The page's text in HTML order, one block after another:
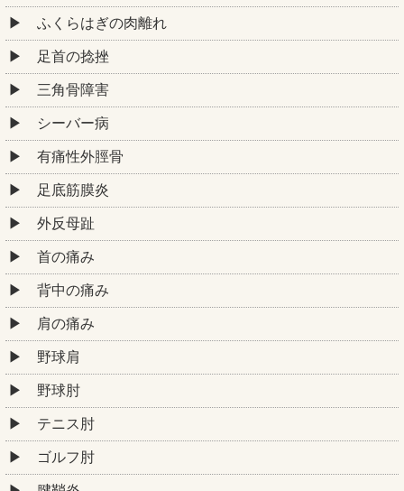
ふくらはぎの肉離れ
足首の捻挫
三角骨障害
シーバー病
有痛性外脛骨
足底筋膜炎
外反母趾
首の痛み
背中の痛み
肩の痛み
野球肩
野球肘
テニス肘
ゴルフ肘